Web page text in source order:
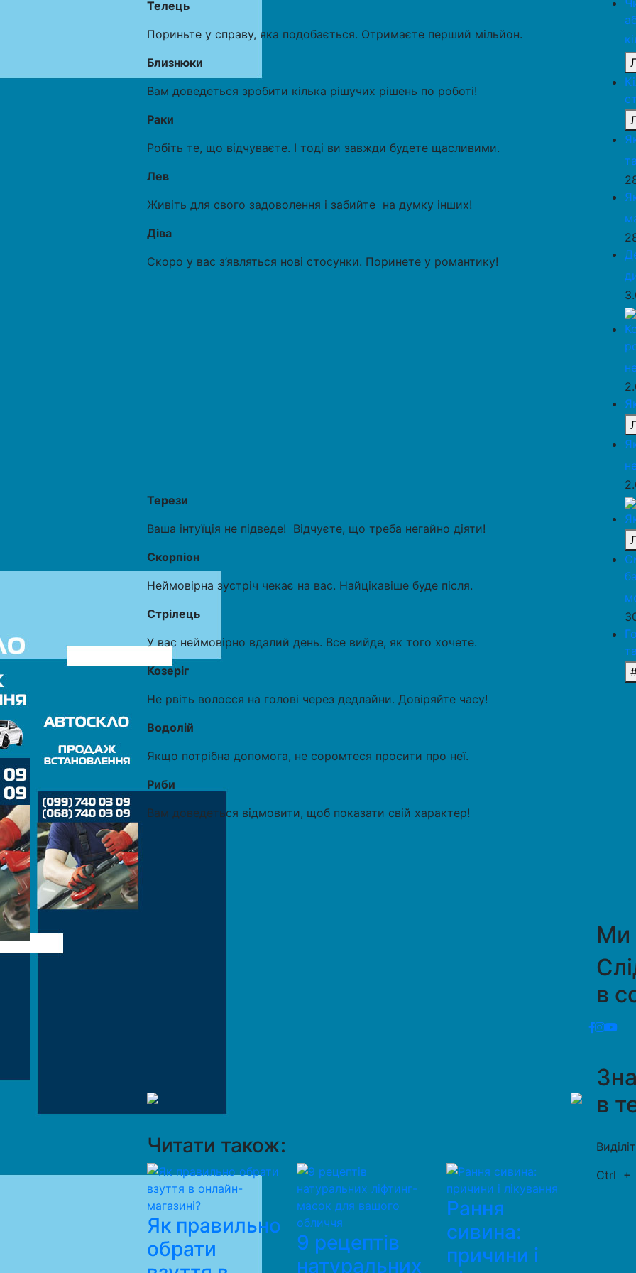
Телець
Пориньте у справу, яка подобається. Отримаєте перший мільйон.
Близнюки
Вам доведеться зробити кілька рішучих рішень по роботі!
Раки
Робіть те, що відчуваєте. І тоді ви завжди будете щасливими.
Лев
Живіть для свого задоволення і забийте на думку інших!
Діва
Скоро у вас з’являться нові стосунки. Поринете у романтику!
Терези
Ваша інтуїція не підведе! Відчуєте, що треба негайно діяти!
Скорпіон
Неймовірна зустріч чекає на вас. Найцікавіше буде після.
Стрілець
У вас неймовірно вдалий день. Все вийде, як того хочете.
Козеріг
Не рвіть волосся на голові через дедлайни. Довіряйте часу!
Водолій
Якщо потрібна допомога, не соромтеся просити про неї.
Риби
Вам доведеться відмовити, щоб показати свій характер!
Читати також:
Як правильно
обрати
9 рецептів
натуральних
Рання
сивина:
причини і
Ми
в
в
Ctrl +